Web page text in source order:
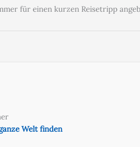
für einen kurzen Reisetripp
Welt finden